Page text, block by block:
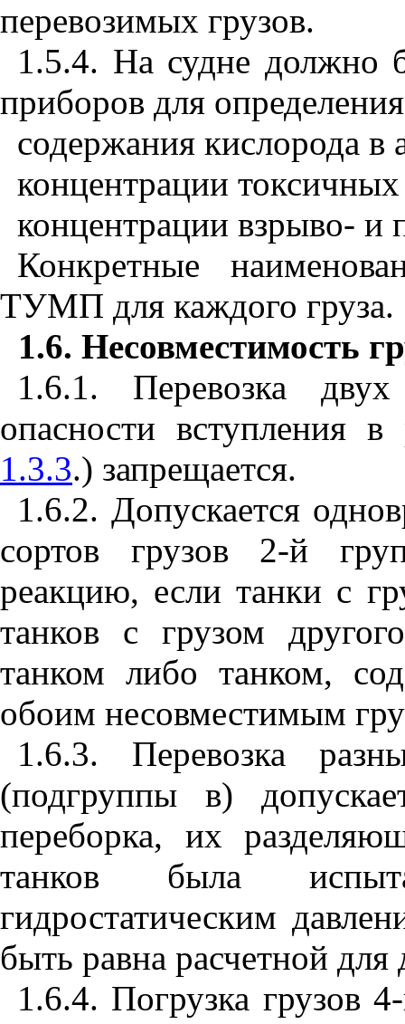
перевозимых грузов.
1.5.4. На судне должно
приборов для
содержания кислорода в
концентрации
концентрации взрыво- и
Конкретные
ТУМП для каждого груза.
1.6. Несовместимость
1.6.1. Перевозка
опасности вступления
1.3.3.) запрещается.
1.6.2. Допускается
сортов грузов 2-й
реакцию, если танки с
танков с грузом
танком либо танком,
обоим несовместимым
1.6.3. Перевозка
(подгруппы в)
переборка, их
танков была
гидростатическим
быть равна расчетной для
1.6.4. Погрузка грузов